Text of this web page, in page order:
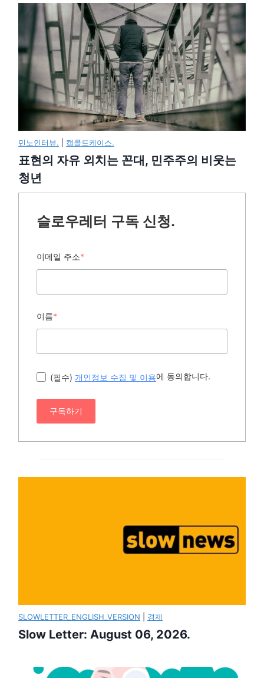
민노인터뷰. 캡콜드케이스.
표현의 자유 외치는 꼰대, 민주주의 비웃는
청년
슬로우레터 구독 신청.
이메일 주소*
이름*
(필수) 개인정보 수집 및 이용에 동의합니다.
구독하기
SLOWLETTER_ENGLISH_VERSION 경제
Slow Letter: August 06, 2026.